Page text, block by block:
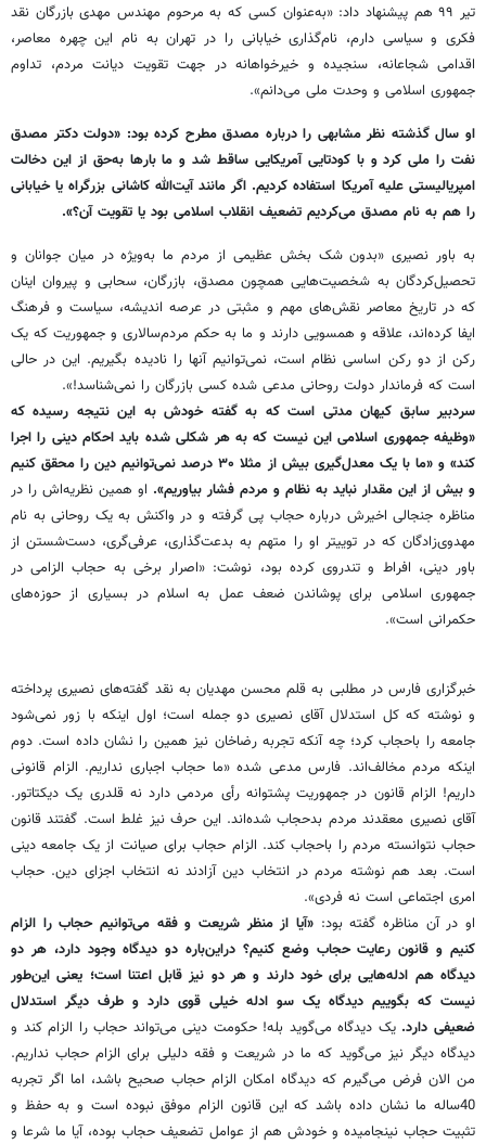
تیر ۹۹ هم پیشنهاد داد: «به‌عنوان کسی که به مرحوم مهندس مهدی بازرگان نقد
فکری و سیاسی دارم، نام‌گذاری خیابانی را در تهران به نام این چهره معاصر،
اقدامی شجاعانه، سنجیده و خیرخواهانه در جهت تقویت دیانت مردم، تداوم
جمهوری اسلامی و وحدت ملی می‌دانم».
او سال گذشته نظر مشابهی را درباره مصدق مطرح کرده بود: «دولت دکتر مصدق
نفت را ملی کرد و با کودتایی آمریکایی ساقط شد و ما بارها به‌حق از این دخالت
امپریالیستی علیه آمریکا استفاده کردیم. اگر مانند آیت‌الله کاشانی بزرگراه یا خیابانی
را هم به نام مصدق می‌کردیم تضعیف انقلاب اسلامی بود یا تقویت آن؟».
به باور نصیری «بدون شک بخش عظیمی از مردم ما به‌ویژه در میان جوانان و
تحصیل‌کردگان به شخصیت‌هایی همچون مصدق، بازرگان، سحابی و پیروان اینان
که در تاریخ معاصر نقش‌های مهم و مثبتی در عرصه اندیشه، سیاست و فرهنگ
ایفا کرده‌اند، علاقه و همسویی دارند و ما به حکم مردم‌سالاری و جمهوریت که یک
رکن از دو رکن اساسی نظام است، نمی‌توانیم آنها را نادیده بگیریم. این در حالی
است که فرماندار دولت روحانی مدعی شده کسی بازرگان را نمی‌شناسد!».
سردبیر سابق کیهان مدتی است که به گفته خودش به این نتیجه رسیده که
«وظیفه جمهوری اسلامی این نیست که به هر شکلی شده باید احکام دینی را اجرا
کند» و «ما با یک معدل‌گیری بیش از مثلا ۳۰ درصد نمی‌توانیم دین را محقق کنیم
و بیش از این مقدار نباید به نظام و مردم فشار بیاوریم». او همین نظریه‌اش را در
مناظره جنجالی اخیرش درباره حجاب پی گرفته و در واکنش به یک روحانی به نام
مهدوی‌زادگان که در توییتر او را متهم به بدعت‌گذاری، عرفی‌گری، دست‌شستن از
باور دینی، افراط و تندروی کرده بود، نوشت: «اصرار برخی به حجاب الزامی در
جمهوری اسلامی برای پوشاندن ضعف عمل به اسلام در بسیاری از حوزه‌های
حکمرانی است».
خبرگزاری فارس در مطلبی به قلم محسن مهدیان به نقد گفته‌های نصیری پرداخته
و نوشته که کل استدلال آقای نصیری دو جمله است؛ اول اینکه با زور نمی‌شود
جامعه را باحجاب کرد؛ چه آنکه تجربه رضاخان نیز همین را نشان داده است. دوم
اینکه مردم مخالف‌اند. فارس مدعی شده «ما حجاب اجباری نداریم. الزام قانونی
داریم! الزام قانون در جمهوریت پشتوانه رأی مردمی دارد نه قلدری یک دیکتاتور.
آقای نصیری معقدند مردم بدحجاب شده‌اند. این حرف نیز غلط است. گفتند قانون
حجاب نتوانسته مردم را باحجاب کند. الزام حجاب برای صیانت از یک جامعه دینی
است. بعد هم نوشته مردم در انتخاب دین آزادند نه انتخاب اجزای دین. حجاب
امری اجتماعی است نه فردی».
او در آن مناظره گفته بود: «آیا از منظر شریعت و فقه می‌توانیم حجاب را الزام
کنیم و قانون رعایت حجاب وضع کنیم؟ دراین‌باره دو دیدگاه وجود دارد، هر دو
دیدگاه هم ادله‌هایی برای خود دارند و هر دو نیز قابل اعتنا است؛ یعنی این‌طور
نیست که بگوییم دیدگاه یک سو ادله خیلی قوی دارد و طرف دیگر استدلال
ضعیفی دارد.یک دیدگاه می‌گوید بله! حکومت دینی می‌تواند حجاب را الزام کند و
دیدگاه دیگر نیز می‌گوید که ما در شریعت و فقه دلیلی برای الزام حجاب نداریم.
من الان فرض می‌گیرم که دیدگاه امکان الزام حجاب صحیح باشد، اما اگر تجربه
40ساله ما نشان داده باشد که این قانون الزام موفق نبوده است و به حفظ و
تثبیت حجاب نینجامیده و خودش هم از عوامل تضعیف حجاب بوده، آیا ما شرعا و